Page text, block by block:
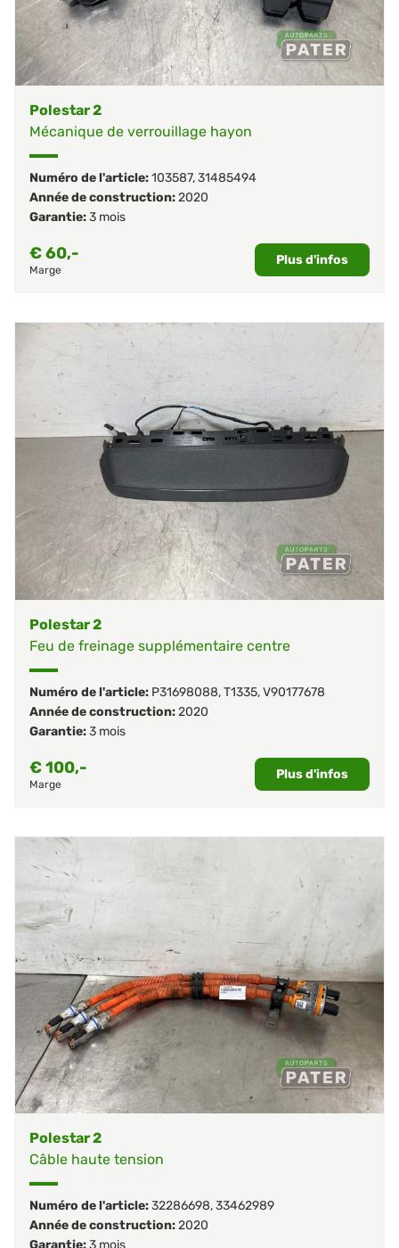
Polestar 2
Mécanique de verrouillage hayon
Numéro de l'article:103587,31485494
Année de construction:2020
Garantie:3 mois
€60,-
Marge
Plus d'infos
Polestar 2
Feu de freinage supplémentaire centre
Numéro de l'article: P31698088,T1335,V90177678
Année de construction:2020
Garantie:3 mois
€100,-
Marge
Plus d'infos
Polestar 2
Câble haute tension
Numéro de l'article:32286698,33462989
Année de construction:2020